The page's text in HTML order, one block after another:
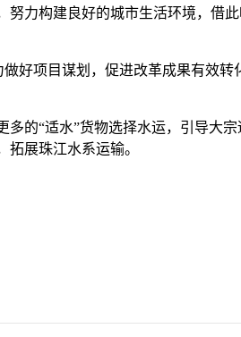
力构建良好的城市生活环境，借
项目谋划，促进改革成果有效转
“适水”货物选择水运，引导大宗
展珠江水系运输。